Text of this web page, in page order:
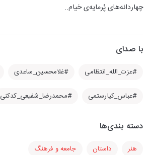
چهاردانه‌های پُرمایه‌ی خیام..
با صدای
#عزت_الله_انتظامی #غلامحسین_ساعدی
#عباس_کیارستمی #محمدرضا_شفیعی_کدکنی
دسته بندی‌ها
هنر داستان جامعه و فرهنگ